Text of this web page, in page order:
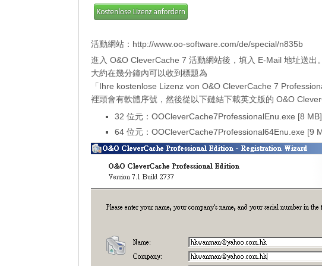
活動網站： http://www.oo-software.com/de/special/n835b
進入 O&O CleverCache 7 活動網站後，填入 E-Mail 地址送出。
大約在幾分鐘內可以收到標題為
「Ihre kostenlose Lizenz von O&O CleverCache 7
裡頭會有軟體序號，然後從以下鏈結下載英文版的 O&O
32 位元： OOCleverCache7ProfessionalEnu.exe [8 MB]
64 位元： OOCleverCache7Professional64Enu.exe [9